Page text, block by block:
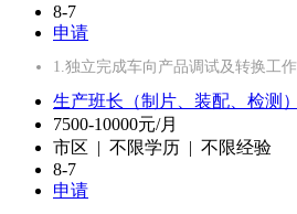
8-7
申请
1.独立完成车向产品调试及转换工
生产班长（制片、装配、检测）
7500-10000元/月
市区 | 不限学历 | 不限经验
8-7
申请